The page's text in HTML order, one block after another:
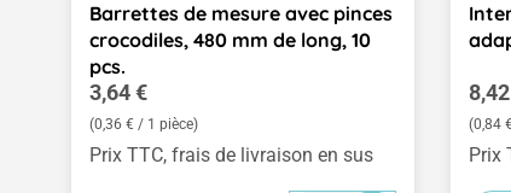
Barrettes de mesure avec pinces
crocodiles, 480 mm de long, 10
pcs.
Prix régulier :
3,64 €
(0,36 € / 1 pièce)
Prix TTC, frais de livraison en sus
Prix
(0,84
Prix